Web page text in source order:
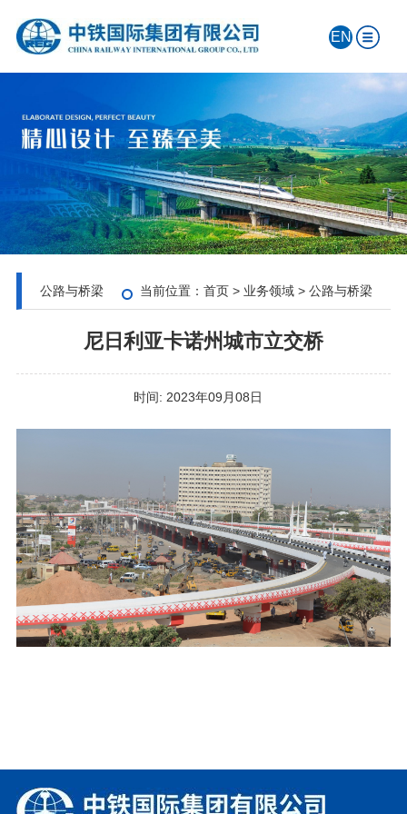
EN
公路与桥梁 当前位置： 首页> 业务领域> 公路与桥梁
尼日利亚卡诺州城市立交桥
时间: 2023年09月08日